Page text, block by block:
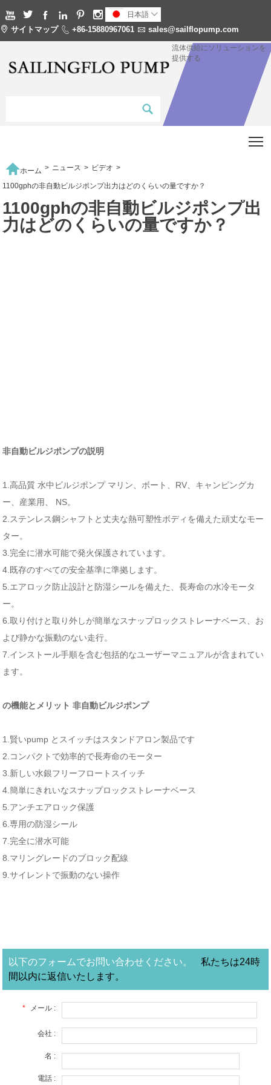
      日本語 
 サイトマップ  +86-15880967061  sales@sailflopump.com
流体供給にソリューションを
提供する
ホーム > ニュース > ビデオ >
1100gphの非自動ビルジポンプ出力はどのくらいの量ですか？
1100gphの非自動ビルジポンプ出
力はどのくらいの量ですか？
非自動ビルジポンプの説明
1.高品質 水中ビルジポンプマリン、ボート、RV、キャンピングカ
ー、産業用、 NS。
2.ステンレス鋼シャフトと丈夫な熱可塑性ボディを備えた頑丈なモー
ター。
3.完全に潜水可能で発火保護されています。
4.既存のすべての安全基準に準拠します。
5.エアロック防止設計と防湿シールを備えた、長寿命の水冷モータ
ー。
6.取り付けと取り外しが簡単なスナップロックストレーナベース、お
よび静かな振動のない走行。
7.インストール手順を含む包括的なユーザーマニュアルが含まれてい
ます。
の機能とメリット非自動ビルジポンプ
1.賢いpump とスイッチはスタンドアロン製品です
2.コンパクトで効率的で長寿命のモーター
3.新しい水銀フリーフロートスイッチ
4.簡単にきれいなスナップロックストレーナベース
5.アンチエアロック保護
6.専用の防湿シール
7.完全に潜水可能
8.マリングレードのブロック配線
9.サイレントで振動のない操作
以下のフォームでお問い合わせください。
私たちは24時
間以内に返信いたします。
* メール :
会社 :
名 :
電話 :